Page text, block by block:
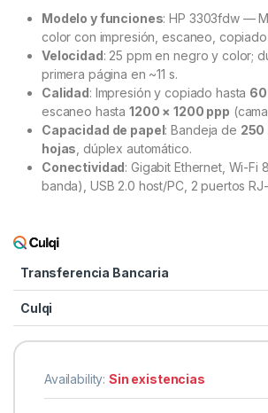
Modelo y funciones: HP 3303fdw —
color con impresión, escaneo,
Velocidad: 25 ppm en negro y color;
primera página en ~11 s.
Calidad: Impresión y copiado hasta
escaneo hasta1200 × 1200 ppp
Capacidad de papel: Bandeja de 250
hojas , dúplex automático.
Conectividad: Gigabit Ethernet, Wi-Fi
banda), USB 2.0 host/PC, 2 puertos RJ-
Transferencia Bancaria
Culqi
Availability:Sin existencias